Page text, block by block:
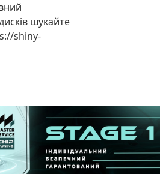
шукайте
shiny-